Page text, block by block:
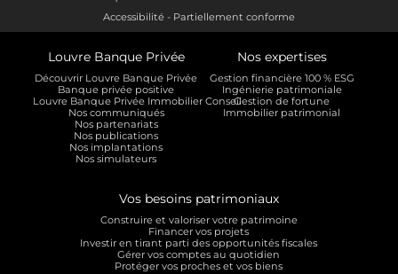
Accessibilité - Partiellement conforme
Louvre Banque Privée
Découvrir Louvre Banque Privée
Banque privée positive
Louvre Banque Privée Immobilier Conseil
Nos communiqués
Nos partenariats
Nos publications
Nos implantations
Nos simulateurs
Nos expertises
Gestion financière 100 % ESG
Ingénierie patrimoniale
Gestion de fortune
Immobilier patrimonial
Vos besoins patrimoniaux
Construire et valoriser votre patrimoine
Financer vos projets
Investir en tirant parti des opportunités fiscales
Gérer vos comptes au quotidien
Protéger vos proches et vos biens